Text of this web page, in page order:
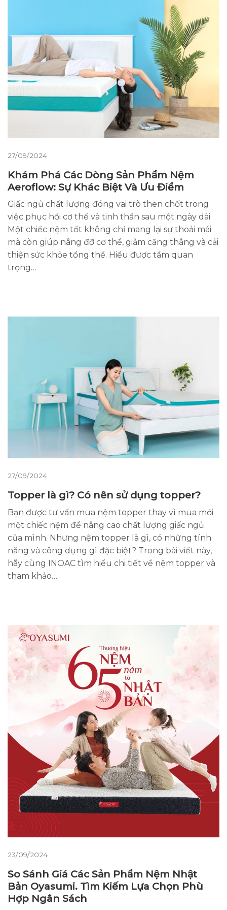
27/09/2024
Khám Phá Các Dòng Sản Phẩm Nệm
Aeroflow: Sự Khác Biệt Và Ưu Điểm
Giấc ngủ chất lượng đóng vai trò then chốt trong
việc phục hồi cơ thể và tinh thần sau một ngày dài.
Một chiếc nệm tốt không chỉ mang lại sự thoải mái
mà còn giúp nâng đỡ cơ thể, giảm căng thẳng và cải
thiện sức khỏe tổng thể. Hiểu được tầm quan
trọng…
27/09/2024
Topper là gì? Có nên sử dụng topper?
Bạn được tư vấn mua nệm topper thay vì mua mới
một chiếc nệm để nâng cao chất lượng giấc ngủ
của mình. Nhưng nệm topper là gì, có những tính
năng và công dụng gì đặc biệt? Trong bài viết này,
hãy cùng INOAC tìm hiểu chi tiết về nệm topper và
tham khảo…
23/09/2024
So Sánh Giá Các Sản Phẩm Nệm Nhật
Bản Oyasumi. Tìm Kiếm Lựa Chọn Phù
Hợp Ngân Sách